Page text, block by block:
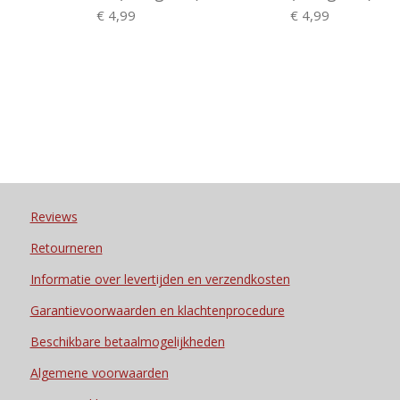
€ 4,99 € 4,99
Reviews
Retourneren
Informatie over levertijden en verzendkosten
Garantievoorwaarden en klachtenprocedure
Beschikbare betaalmogelijkheden
Algemene voorwaarden